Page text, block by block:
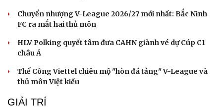
Malaysia ở bán kết ASEAN Cup 2026
bán kết ASEAN Cup 2026